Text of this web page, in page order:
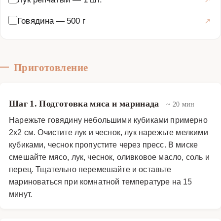
вишнёвым соусом и базиликом — это настоящее
кулинарное удовольствие!
Говядина — 500 г
Приготовление
Шаг 1. Подготовка мяса и маринада ~ 20 мин
Нарежьте говядину небольшими кубиками примерно
2х2 см. Очистите лук и чеснок, лук нарежьте мелкими
кубиками, чеснок пропустите через пресс. В миске
смешайте мясо, лук, чеснок, оливковое масло, соль и
перец. Тщательно перемешайте и оставьте
мариноваться при комнатной температуре на 15
минут.